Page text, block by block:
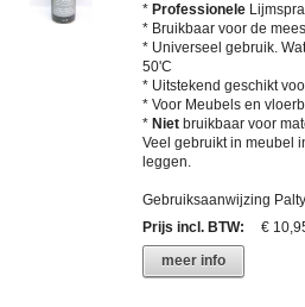
* Professionele
* Bruikbaar voor de
* Universeel gebruik.
50'C
* Uitstekend geschikt
* Voor Meubels en
* Niet bruikbaar voor
Veel gebruikt in meubel
leggen.
Gebruiksaanwijzing
Prijs incl. BTW:
€
meer info